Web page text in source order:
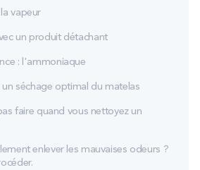
vapeur
un produit détachant
: l'ammoniaque
séchage optimal du matelas
faire quand vous nettoyez un
enlever les mauvaises odeurs ?